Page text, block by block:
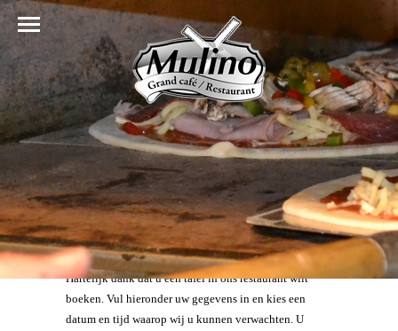
Hartelijk dank dat u een tafel in ons restaurant wilt
boeken. Vul hieronder uw gegevens in en kies een
datum en tijd waarop wij u kunnen verwachten. U